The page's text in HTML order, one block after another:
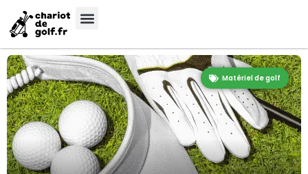
Matériel de golf